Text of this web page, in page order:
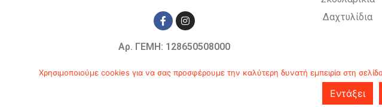
Αρ. ΓΕΜΗ: 128650508000
Δαχτυλίδια
© Copyright 2019
Χρησιμοποιούμε cookies για να σας προσφέρουμε την καλύτερη δυνατή εμπειρία στη
Εντάξει